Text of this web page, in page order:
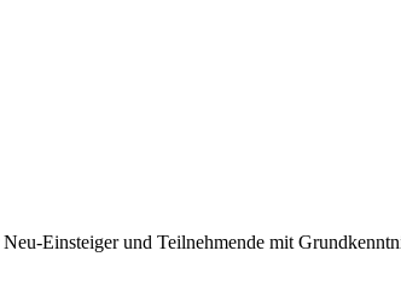
Einsteiger und Teilnehmende mit